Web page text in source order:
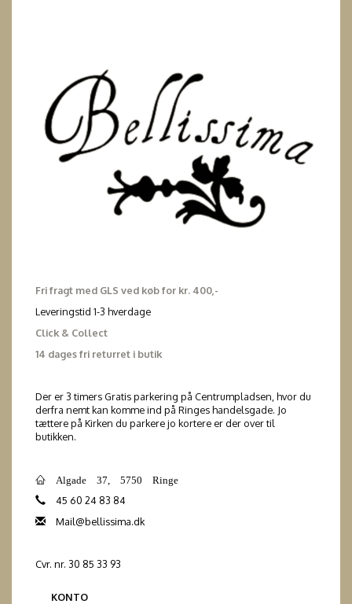
Fri fragt med GLS ved køb for kr. 400,-
Leveringstid 1-3 hverdage
Click & Collect
14 dages fri returret i butik
Der er 3 timers Gratis parkering på Centrumpladsen, hvor du
derfra nemt kan komme ind på Ringes handelsgade. Jo
tættere på Kirken du parkere jo kortere er der over til
butikken.
Algade 37, 5750 Ringe
45 60 24 83 84
Mail@bellissima.dk
Cvr. nr. 30 85 33 93
KONTO